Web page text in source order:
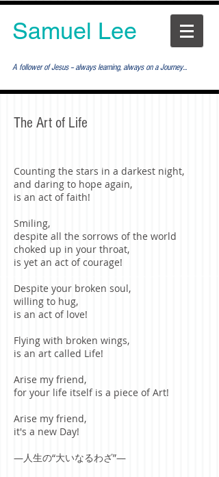
Samuel Lee
A follower of Jesus -- always learning, always on a Journey...
The Art of Life
Counting the stars in a darkest night,
and daring to hope again,
is an act of faith!
Smiling,
despite all the sorrows of the world
choked up in your throat,
is yet an act of courage!
Despite your broken soul,
willing to hug,
is an act of love!
Flying with broken wings,
is an art called Life!
Arise my friend,
for your life itself is a piece of Art!
Arise my friend,
it's a new Day!
―人生の“大いなるわざ”―